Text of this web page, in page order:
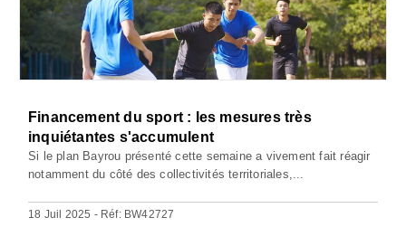
Financement du sport : les mesures très
inquiétantes s'accumulent
Si le plan Bayrou présenté cette semaine a vivement fait réagir
notamment du côté des collectivités territoriales,...
18 Juil 2025 - Réf: BW42727